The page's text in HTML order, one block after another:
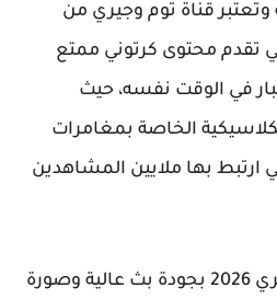
قناة توم وجيري من
تقدم محتوى كرتوني ممتع
في الوقت نفسه، حيث
الخاصة بمغامرات
ارتبط بها ملايين المشاهدين
ويتميز تردد قناة توم وجيري 2026 بجودة بث عالية وصورة